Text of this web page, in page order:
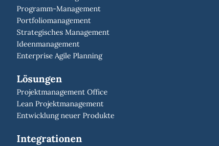
Programm-Management
Portfoliomanagement
Strategisches Management
Ideenmanagement
Enterprise Agile Planning
Lösungen
Projektmanagement Office
Lean Projektmanagement
Entwicklung neuer Produkte
Integrationen